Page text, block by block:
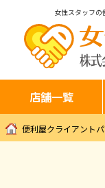
女性スタッフの
店舗一覧
便利屋クライアント